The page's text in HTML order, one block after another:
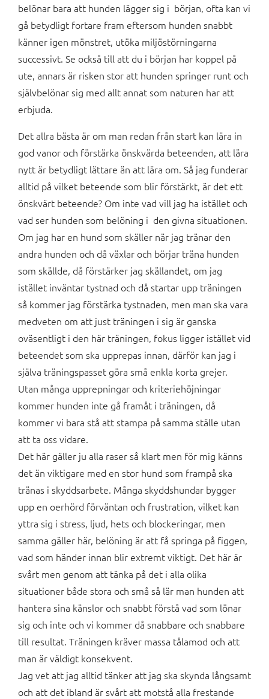
belönar bara att hunden lägger sig i början, ofta kan vi
gå betydligt fortare fram eftersom hunden snabbt
känner igen mönstret, utöka miljöstörningarna
successivt. Se också till att du i början har koppel på
ute, annars är risken stor att hunden springer runt och
självbelönar sig med allt annat som naturen har att
erbjuda.
Det allra bästa är om man redan från start kan lära in
god vanor och förstärka önskvärda beteenden, att lära
nytt är betydligt lättare än att lära om. Så jag funderar
alltid på vilket beteende som blir förstärkt, är det ett
önskvärt beteende? Om inte vad vill jag ha istället och
vad ser hunden som belöning i den givna situationen.
Om jag har en hund som skäller när jag tränar den
andra hunden och då växlar och börjar träna hunden
som skällde, då förstärker jag skällandet, om jag
istället inväntar tystnad och då startar upp träningen
så kommer jag förstärka tystnaden, men man ska vara
medveten om att just träningen i sig är ganska
oväsentligt i den här träningen, fokus ligger istället vid
beteendet som ska upprepas innan, därför kan jag i
själva träningspasset göra små enkla korta grejer.
Utan många upprepningar och kriteriehöjningar
kommer hunden inte gå framåt i träningen, då
kommer vi bara stå att stampa på samma ställe utan
att ta oss vidare.
Det här gäller ju alla raser så klart men för mig känns
det än viktigare med en stor hund som frampå ska
tränas i skyddsarbete. Många skyddshundar bygger
upp en oerhörd förväntan och frustration, vilket kan
yttra sig i stress, ljud, hets och blockeringar, men
samma gäller här, belöning är att få springa på figgen,
vad som händer innan blir extremt viktigt. Det här är
svårt men genom att tänka på det i alla olika
situationer både stora och små så lär man hunden att
hantera sina känslor och snabbt förstå vad som lönar
sig och inte och vi kommer då snabbare och snabbare
till resultat. Träningen kräver massa tålamod och att
man är väldigt konsekvent.
Jag vet att jag alltid tänker att jag ska skynda långsamt
och att det ibland är svårt att motstå alla frestande